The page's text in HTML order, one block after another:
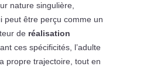
nature singulière,
peut être perçu comme un
de réalisation
ces spécificités, l’adulte
propre trajectoire, tout en